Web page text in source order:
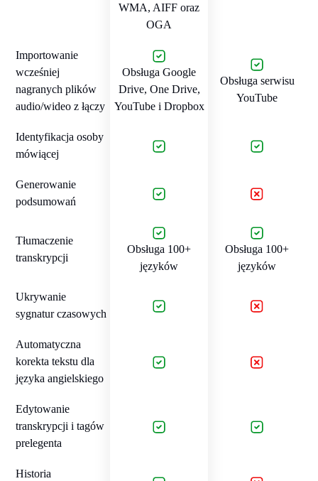
WMA, AIFF oraz
OGA
Importowanie
wcześniej
nagranych plików
audio/wideo z łączy
Obsługa Google
Drive, One Drive,
YouTube i Dropbox
Obsługa serwisu
YouTube
Identyfikacja osoby
mówiącej
Generowanie
podsumowań
Tłumaczenie
transkrypcji
Obsługa 100+
języków
Obsługa 100+
języków
Ukrywanie
sygnatur czasowych
Automatyczna
korekta tekstu dla
języka angielskiego
Edytowanie
transkrypcji i tagów
prelegenta
Historia